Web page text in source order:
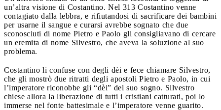
un’altra visione di Costantino. Nel 313 Costantino venne
contagiato dalla lebbra, e rifiutandosi di sacrificare dei bambini
per usarne il sangue e curarsi avrebbe sognato che due
sconosciuti di nome Pietro e Paolo gli consigliavano di cercare
un eremita di nome Silvestro, che aveva la soluzione al suo
problema.
Costantino li confuse con degli dèi e fece chiamare Silvestro,
che gli mostrò due ritratti degli apostoli Pietro e Paolo, in cui
l’imperatore riconobbe gli “dèi” del suo sogno. Silvestro
chiese allora la liberazione di tutti i cristiani catturati, poi lo
immerse nel fonte battesimale e l’imperatore venne guarito.